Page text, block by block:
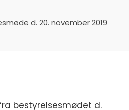
d. 20. november 2019
bestyrelsesmødet d.